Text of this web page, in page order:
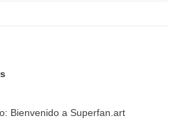
Bienvenido a Superfan.art